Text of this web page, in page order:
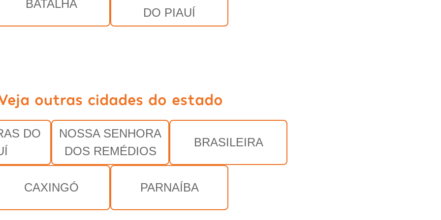
BATALHA
DO PIAUÍ
outras cidades do estado
DO
NOSSA SENHORA
DOS REMÉDIOS
BRASILEIRA
CAXINGÓ PARNAÍBA